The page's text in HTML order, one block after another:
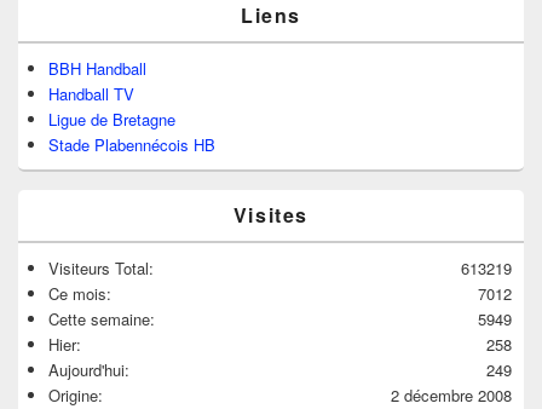
Liens
BBH Handball
Handball TV
Ligue de Bretagne
Stade Plabennécois HB
Visites
613219
Visiteurs Total:
7012
Ce mois:
5949
Cette semaine:
258
Hier:
249
Aujourd'hui:
2 décembre 2008
Origine: